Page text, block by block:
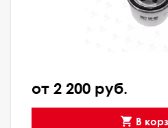
от 2 200 руб.
В